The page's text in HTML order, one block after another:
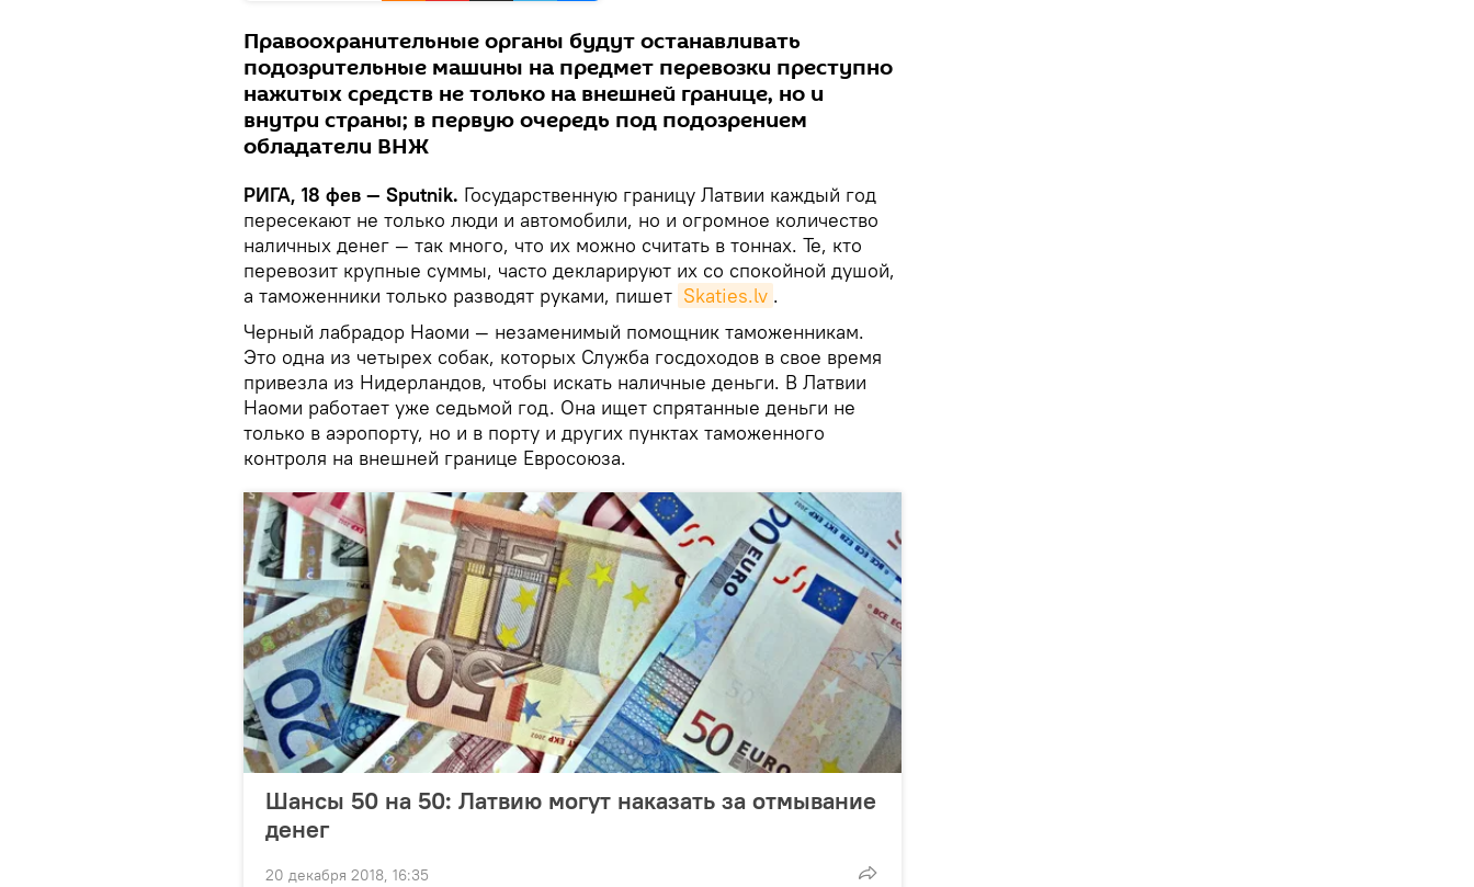
Правоохранительные органы будут останавливать
подозрительные машины на предмет перевозки преступно
нажитых средств не только на внешней границе, но и
внутри страны; в первую очередь под подозрением
обладатели ВНЖ
РИГА, 18 фев — Sputnik. Государственную границу Латвии каждый год
пересекают не только люди и автомобили, но и огромное количество
наличных денег — так много, что их можно считать в тоннах. Те, кто
перевозит крупные суммы, часто декларируют их со спокойной душой,
а таможенники только разводят руками, пишет Skaties.lv .
Черный лабрадор Наоми — незаменимый помощник таможенникам.
Это одна из четырех собак, которых Служба госдоходов в свое время
привезла из Нидерландов, чтобы искать наличные деньги. В Латвии
Наоми работает уже седьмой год. Она ищет спрятанные деньги не
только в аэропорту, но и в порту и других пунктах таможенного
контроля на внешней границе Евросоюза.
Шансы 50 на 50: Латвию могут наказать за отмывание
денег
20 декабря 2018, 16:35